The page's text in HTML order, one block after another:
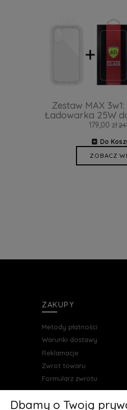
Zestaw MAX 3w1:
Ładowarka 25W
179,00 zł
Do
ZOBACZ
ZAKUPY
Metody płatności
Warunki dostawy
Reklamacje
Zwrot towaru
Formularz zwrotu
Dbamy o Twoją